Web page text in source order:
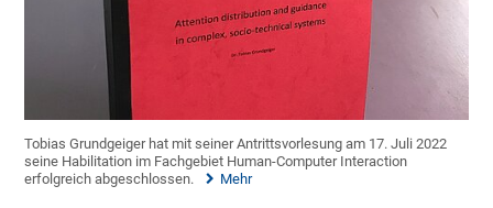
Tobias Grundgeiger hat mit seiner Antrittsvorlesung am 17. Juli 2022
seine Habilitation im Fachgebiet Human-Computer Interaction
erfolgreich abgeschlossen.
Mehr